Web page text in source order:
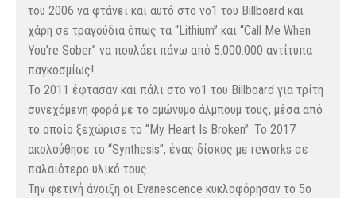
του 2006 να φτάνει και αυτό στο νο1 του Billboard και
χάρη σε τραγούδια όπως τα “Lithium” και “Call Me When
You’re Sober” να πουλάει πάνω από 5.000.000 αντίτυπα
παγκοσμίως!
Το 2011 έφτασαν και πάλι στο νο1 του Billboard για τρίτη
συνεχόμενη φορά με το ομώνυμο άλμπουμ τους, μέσα από
το οποίο ξεχώρισε το “My Heart Is Broken”. Το 2017
ακολούθησε το “Synthesis”, ένας δίσκος με reworks σε
παλαιότερο υλικό τους.
Την φετινή άνοιξη οι Evanescence κυκλοφόρησαν το 5ο